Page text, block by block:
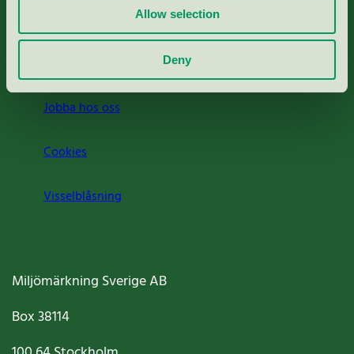
Allow selection
Deny
Jobba hos oss
Cookies
Visselblåsning
Miljömärkning Sverige AB
Box38114